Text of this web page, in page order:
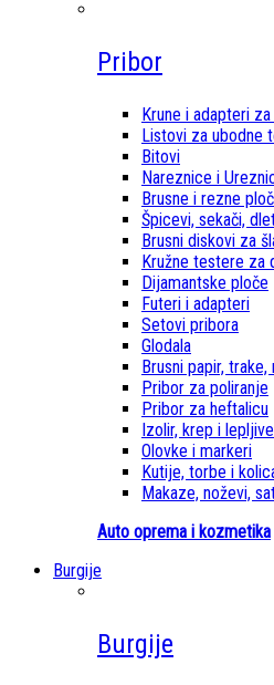
Pribor
Krune i adapteri
Listovi za ubodne
Bitovi
Nareznice i
Brusne i rezne
Špicevi, sekači,
Brusni diskovi za
Kružne testere za
Dijamantske ploče
Futeri i adapteri
Setovi pribora
Glodala
Brusni papir, trake,
Pribor za poliranje
Pribor za heftalicu
Izolir, krep i
Olovke i markeri
Kutije, torbe i
Makaze, noževi,
Auto oprema i kozmetika
Burgije
Burgije